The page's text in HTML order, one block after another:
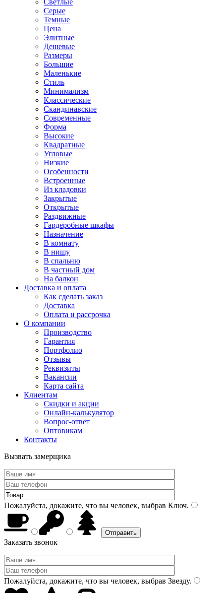
Светлые
Серые
Темные
Цена
Элитные
Дешевые
Размеры
Большие
Маленькие
Стиль
Минимализм
Классические
Скандинавские
Современные
Форма
Высокие
Квадратные
Угловые
Низкие
Особенности
Встроенные
Из кладовки
Закрытые
Открытые
Раздвижные
Гардеробные шкафы
Назначение
В комнату
В нишу
В спальню
В частный дом
На балкон
Доставка и оплата
Как сделать заказ
Доставка
Оплата и рассрочка
О компании
Производство
Гарантия
Портфолио
Отзывы
Реквизиты
Вакансии
Карта сайта
Клиентам
Скидки и акции
Онлайн-калькулятор
Вопрос-ответ
Оптовикам
Контакты
Вызвать замерщика
Пожалуйста, докажите, что вы человек, выбрав Ключ.
Заказать звонок
Пожалуйста, докажите, что вы человек, выбрав Звезду.